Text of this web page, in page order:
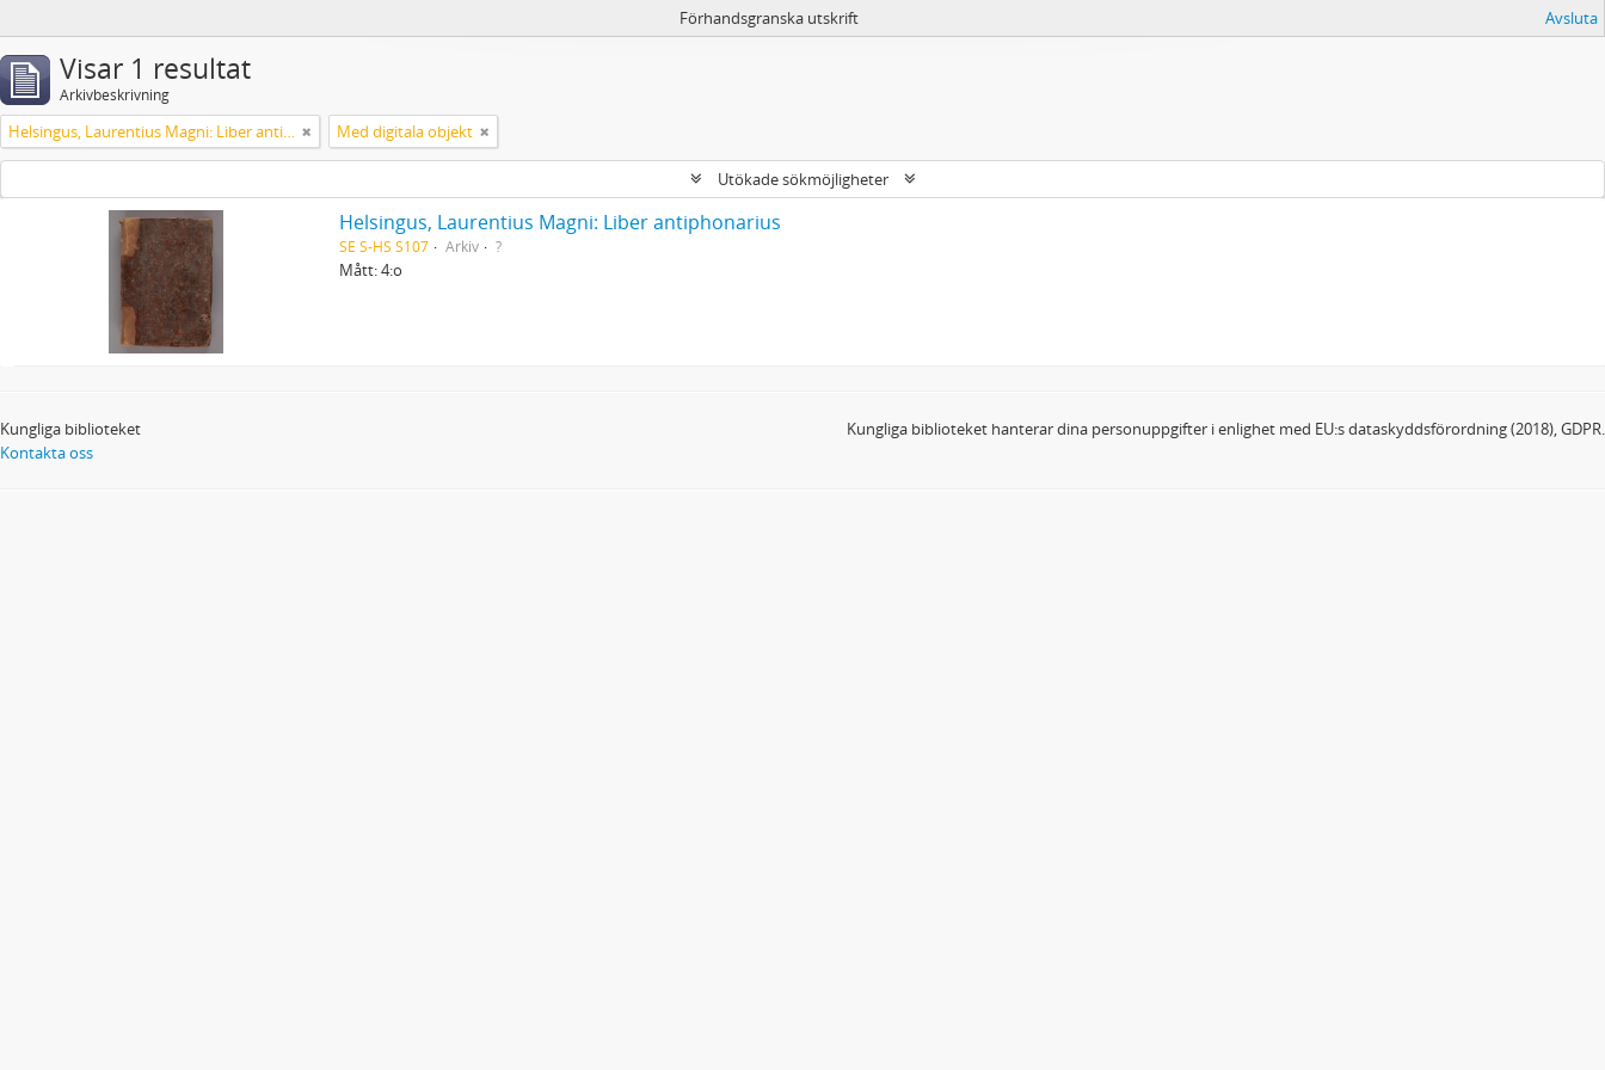
Förhandsgranska utskrift Avsluta
Visar 1 resultat
Arkivbeskrivning
Helsingus, Laurentius Magni: Liber antiphonarius Med digitala objekt
Utökade sökmöjligheter
Helsingus, Laurentius Magni: Liber antiphonarius
SE S-HS S107 Arkiv ?
Mått: 4:o
Kungliga biblioteket
Kontakta oss
Kungliga biblioteket hanterar dina personuppgifter i enlighet med EU:s dataskyddsförordning (2018), GDPR.